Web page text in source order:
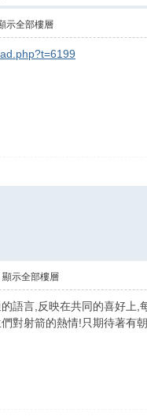
示全部樓層
顯示全部樓層
語言,反映在共同的喜好上
對射箭的熱情!只期待著有